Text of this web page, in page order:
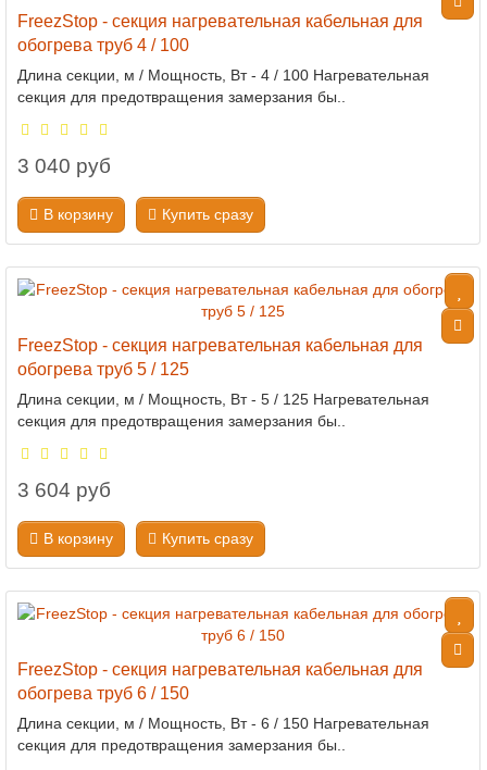
FreezStop - секция нагревательная кабельная для
обогрева труб 4 / 100
Длина секции, м / Мощность, Вт - 4 / 100 Нагревательная
секция для предотвращения замерзания бы..
3 040 руб
В корзину Купить сразу
FreezStop - секция нагревательная кабельная для
обогрева труб 5 / 125
Длина секции, м / Мощность, Вт - 5 / 125 Нагревательная
секция для предотвращения замерзания бы..
3 604 руб
В корзину Купить сразу
FreezStop - секция нагревательная кабельная для
обогрева труб 6 / 150
Длина секции, м / Мощность, Вт - 6 / 150 Нагревательная
секция для предотвращения замерзания бы..